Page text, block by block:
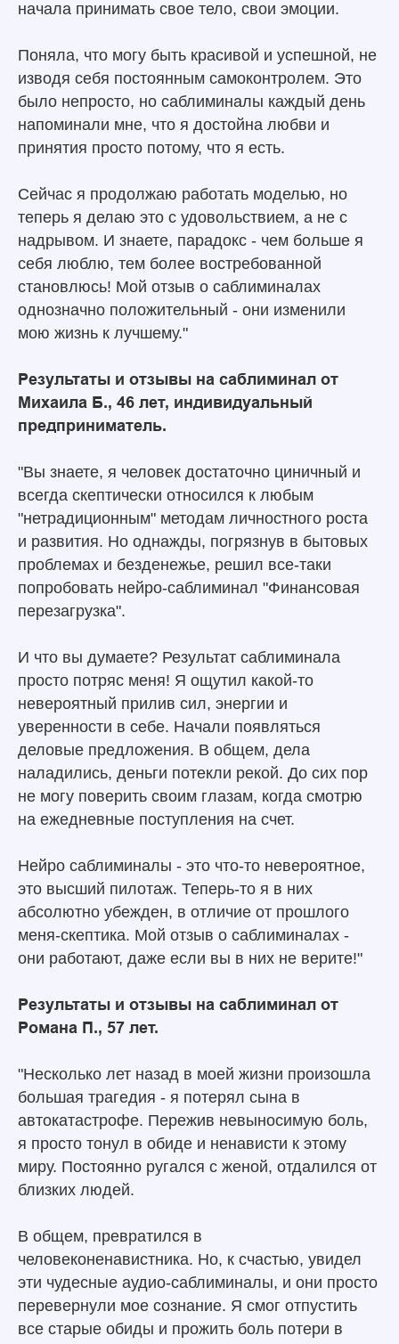
начала принимать свое тело, свои эмоции.
Поняла, что могу быть красивой и успешной, не
изводя себя постоянным самоконтролем. Это
было непросто, но саблиминалы каждый день
напоминали мне, что я достойна любви и
принятия просто потому, что я есть.
Сейчас я продолжаю работать моделью, но
теперь я делаю это с удовольствием, а не с
надрывом. И знаете, парадокс - чем больше я
себя люблю, тем более востребованной
становлюсь! Мой отзыв о саблиминалах
однозначно положительный - они изменили
мою жизнь к лучшему."
Результаты и отзывы на саблиминал от
Михаила Б., 46 лет, индивидуальный
предприниматель.
"Вы знаете, я человек достаточно циничный и
всегда скептически относился к любым
"нетрадиционным" методам личностного роста
и развития. Но однажды, погрязнув в бытовых
проблемах и безденежье, решил все-таки
попробовать нейро-саблиминал "Финансовая
перезагрузка".
И что вы думаете? Результат саблиминала
просто потряс меня! Я ощутил какой-то
невероятный прилив сил, энергии и
уверенности в себе. Начали появляться
деловые предложения. В общем, дела
наладились, деньги потекли рекой. До сих пор
не могу поверить своим глазам, когда смотрю
на ежедневные поступления на счет.
Нейро саблиминалы - это что-то невероятное,
это высший пилотаж. Теперь-то я в них
абсолютно убежден, в отличие от прошлого
меня-скептика. Мой отзыв о саблиминалах -
они работают, даже если вы в них не верите!"
Результаты и отзывы на саблиминал от
Романа П., 57 лет.
"Несколько лет назад в моей жизни произошла
большая трагедия - я потерял сына в
автокатастрофе. Пережив невыносимую боль,
я просто тонул в обиде и ненависти к этому
миру. Постоянно ругался с женой, отдалился от
близких людей.
В общем, превратился в
человеконенавистника. Но, к счастью, увидел
эти чудесные аудио-саблиминалы, и они просто
перевернули мое сознание. Я смог отпустить
все старые обиды и прожить боль потери в